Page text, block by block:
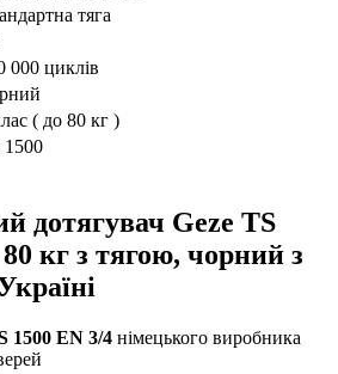
тяга
000 циклів
( до 80 кг )
1500
дотягувач Geze TS
кг з тягою, чорний з
1500 EN 3/4 німецького виробника